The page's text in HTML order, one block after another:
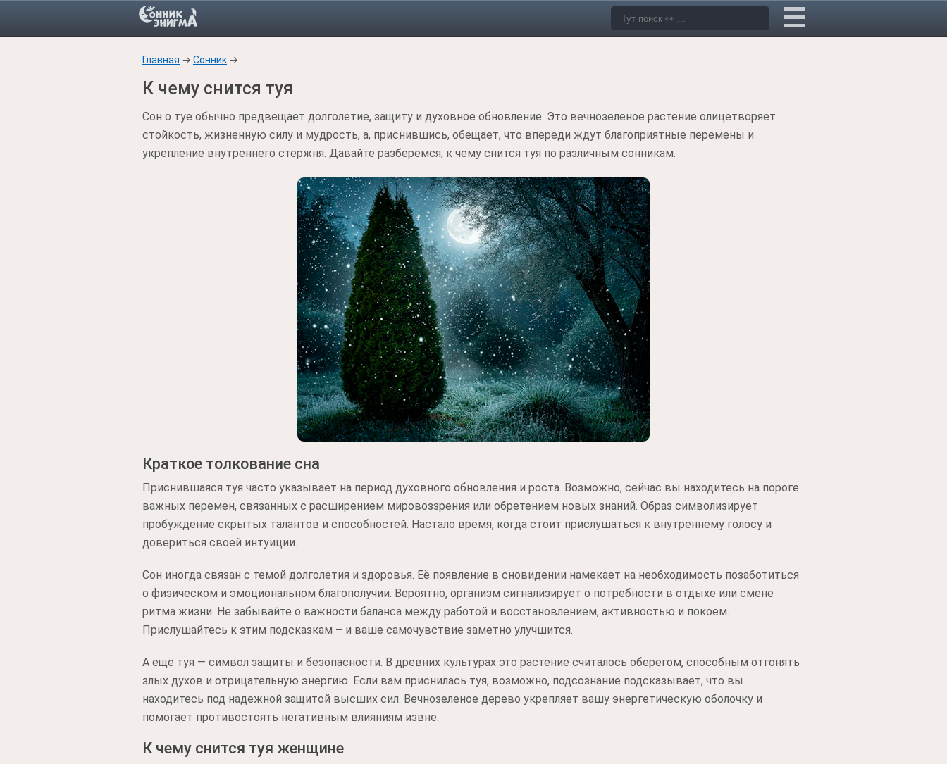
Главная → Сонник →
К чему снится туя
Сон о туе обычно предвещает долголетие, защиту и духовное обновление. Это вечнозеленое растение олицетворяет
стойкость, жизненную силу и мудрость, а, приснившись, обещает, что впереди ждут благоприятные перемены и
укрепление внутреннего стержня. Давайте разберемся, к чему снится туя по различным сонникам.
Краткое толкование сна
Приснившаяся туя часто указывает на период духовного обновления и роста. Возможно, сейчас вы находитесь на пороге
важных перемен, связанных с расширением мировоззрения или обретением новых знаний. Образ символизирует
пробуждение скрытых талантов и способностей. Настало время, когда стоит прислушаться к внутреннему голосу и
довериться своей интуиции.
Сон иногда связан с темой долголетия и здоровья. Её появление в сновидении намекает на необходимость позаботиться
о физическом и эмоциональном благополучии. Вероятно, организм сигнализирует о потребности в отдыхе или смене
ритма жизни. Не забывайте о важности баланса между работой и восстановлением, активностью и покоем.
Прислушайтесь к этим подсказкам – и ваше самочувствие заметно улучшится.
А ещё туя — символ защиты и безопасности. В древних культурах это растение считалось оберегом, способным отгонять
злых духов и отрицательную энергию. Если вам приснилась туя, возможно, подсознание подсказывает, что вы
находитесь под надежной защитой высших сил. Вечнозеленое дерево укрепляет вашу энергетическую оболочку и
помогает противостоять негативным влияниям извне.
К чему снится туя женщине